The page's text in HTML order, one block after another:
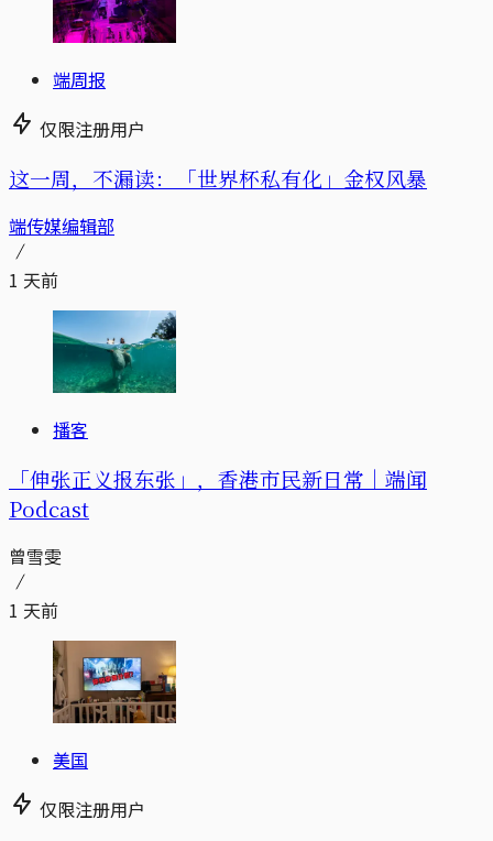
端周报
仅限注册用户
这一周，不漏读：「世界杯私有化」金权风暴
端传媒编辑部
1 天前
播客
「伸张正义报东张」，香港市民新日常｜端闻
Podcast
曾雪雯
1 天前
美国
仅限注册用户